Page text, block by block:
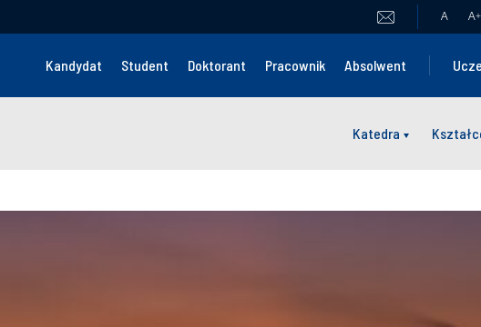
A A+
Kandydat Student Doktorant Pracownik Absolwent
Katedra